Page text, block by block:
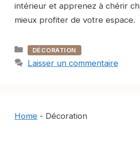
intérieur et apprenez à chérir
mieux profiter de votre espace.
Catégories
DÉCORATION
Laisser un commentaire
Home - Décoration